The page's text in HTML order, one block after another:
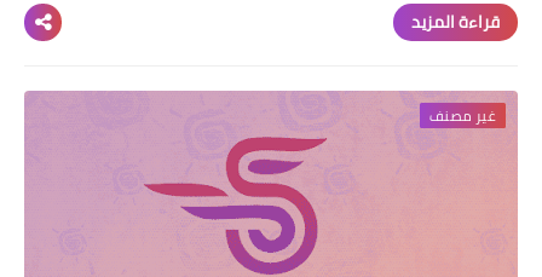
قراءة المزيد
غير مصنف